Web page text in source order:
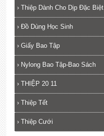
› Thiệp Dành Cho Dịp Đặc Biệt
› Đồ Dùng Học Sinh
› Giấy Bao Tập
› Nylong Bao Tập-Bao Sách
› THIỆP 20 11
› Thiệp Tết
› Thiệp Cưới